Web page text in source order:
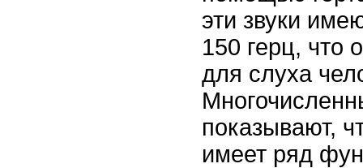
эти звуки
150 герц, что
для слуха
показывают,
имеет ряд